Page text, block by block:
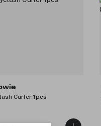
Curler 1pcs